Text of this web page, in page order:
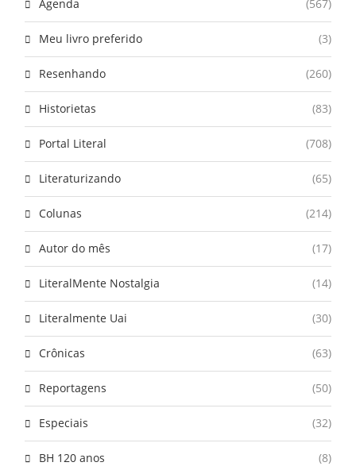
Agenda (567)
Meu livro preferido (3)
Resenhando (260)
Historietas (83)
Portal Literal (708)
Literaturizando (65)
Colunas (214)
Autor do mês (17)
LiteralMente Nostalgia (14)
Literalmente Uai (30)
Crônicas (63)
Reportagens (50)
Especiais (32)
BH 120 anos (8)